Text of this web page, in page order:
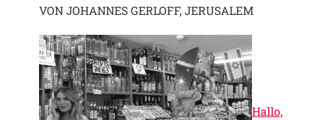
VON JOHANNES GERLOFF, JERUSALEM
Hallo,